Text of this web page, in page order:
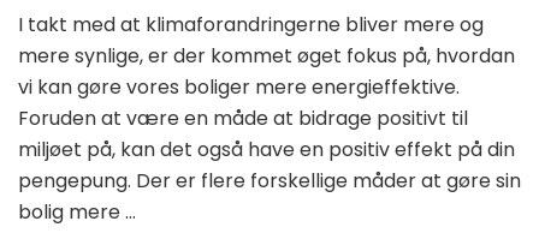
I takt med at klimaforandringerne bliver mere og
mere synlige, er der kommet øget fokus på, hvordan
vi kan gøre vores boliger mere energieffektive.
Foruden at være en måde at bidrage positivt til
miljøet på, kan det også have en positiv effekt på din
pengepung. Der er flere forskellige måder at gøre sin
bolig mere …